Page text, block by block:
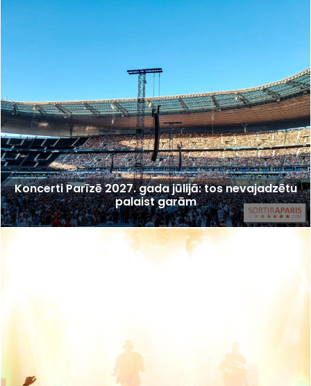
Koncerti Parīzē 2027. gada jūlijā: tos nevajadzētu
palaist garām